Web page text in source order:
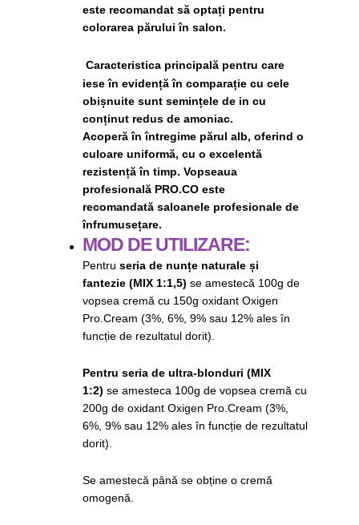
este recomandat să optați pentru
colorarea părului în salon.
Caracteristica principală pentru care
iese în evidență în comparație cu cele
obișnuite sunt semințele de in cu
conținut redus de amoniac.
Acoperă în întregime părul alb, oferind o
culoare uniformă, cu o excelentă
rezistență în timp. Vopseaua
profesională PRO.CO este
recomandată saloanele profesionale de
înfrumusețare.
MOD DE UTILIZARE:
Pentru seria de nunțe naturale și
fantezie (MIX 1:1,5) se amestecă 100g de
vopsea cremă cu 150g oxidant Oxigen
Pro.Cream (3%, 6%, 9% sau 12% ales în
funcție de rezultatul dorit).
Pentru seria de ultra-blonduri (MIX
1:2) se amesteca 100g de vopsea cremă cu
200g de oxidant Oxigen Pro.Cream (3%,
6%, 9% sau 12% ales în funcție de rezultatul
dorit).
Se amestecă până se obține o cremă
omogenă.